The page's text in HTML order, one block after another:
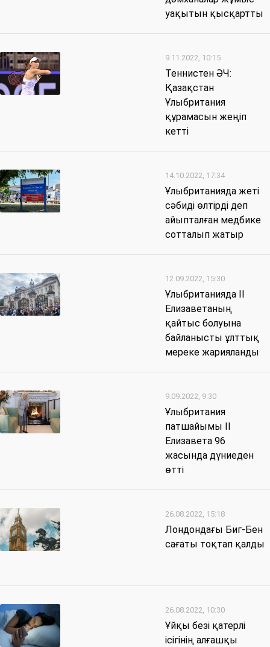
уақытын қысқартты
9.11.2022, 10:15
Теннистен ӘЧ:
Қазақстан
Ұлыбритания
құрамасын жеңіп
кетті
14.10.2022, 17:34
Ұлыбританияда жеті
сәбиді өлтірді деп
айыпталған медбике
сотталып жатыр
12.09.2022, 15:30
Ұлыбританияда II
Елизаветаның
қайтыс болуына
байланысты ұлттық
мереке жарияланды
9.09.2022, 9:30
Ұлыбритания
патшайымы II
Елизавета 96
жасында дүниеден
өтті
26.08.2022, 15:18
Лондондағы Биг-Бен
сағаты тоқтап қалды
26.08.2022, 10:30
Ұйқы безі қатерлі
ісігінің алғашқы